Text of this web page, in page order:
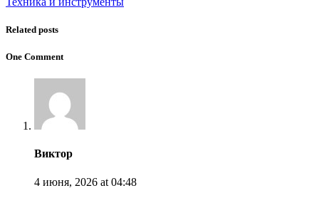
Related posts
One Comment
Виктор
4 июня, 2026 at 04:48